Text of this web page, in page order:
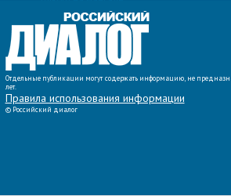
ВСЕ НОВОСТИ »
Отдельные публикации могут содержать информацию, не
лет.
Правила использования информации
© Российский диалог